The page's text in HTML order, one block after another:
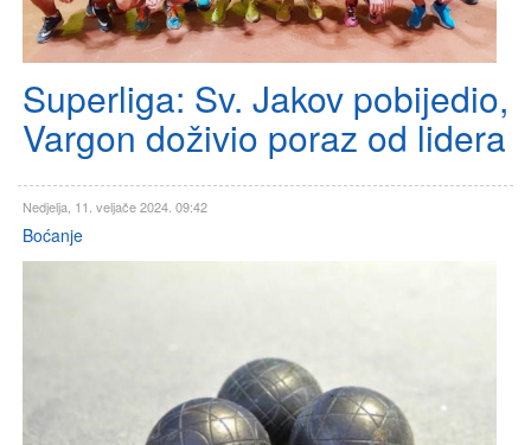
Superliga: Sv. Jakov pobijedio,
Vargon doživio poraz od lidera
Nedjelja, 11. veljače 2024. 09:42
Boćanje